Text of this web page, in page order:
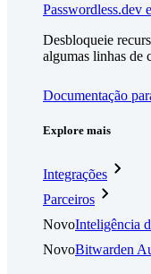
Passwordless.dev
Desbloqueie
algumas linhas de
Documentação
Explore mais
Integrações
Parceiros
NovoInteligência
NovoBitwarden